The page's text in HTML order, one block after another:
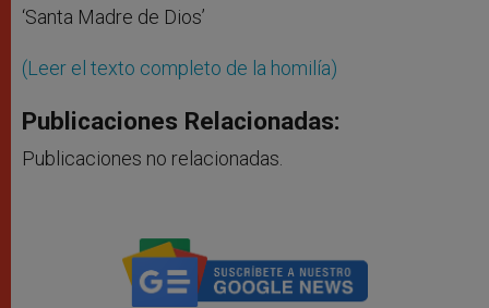
‘Santa Madre de Dios’
(Leer el texto completo de la homilía)
Publicaciones Relacionadas:
Publicaciones no relacionadas.